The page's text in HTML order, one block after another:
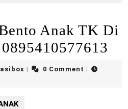
Anak TK Di
knasibox0 Comment